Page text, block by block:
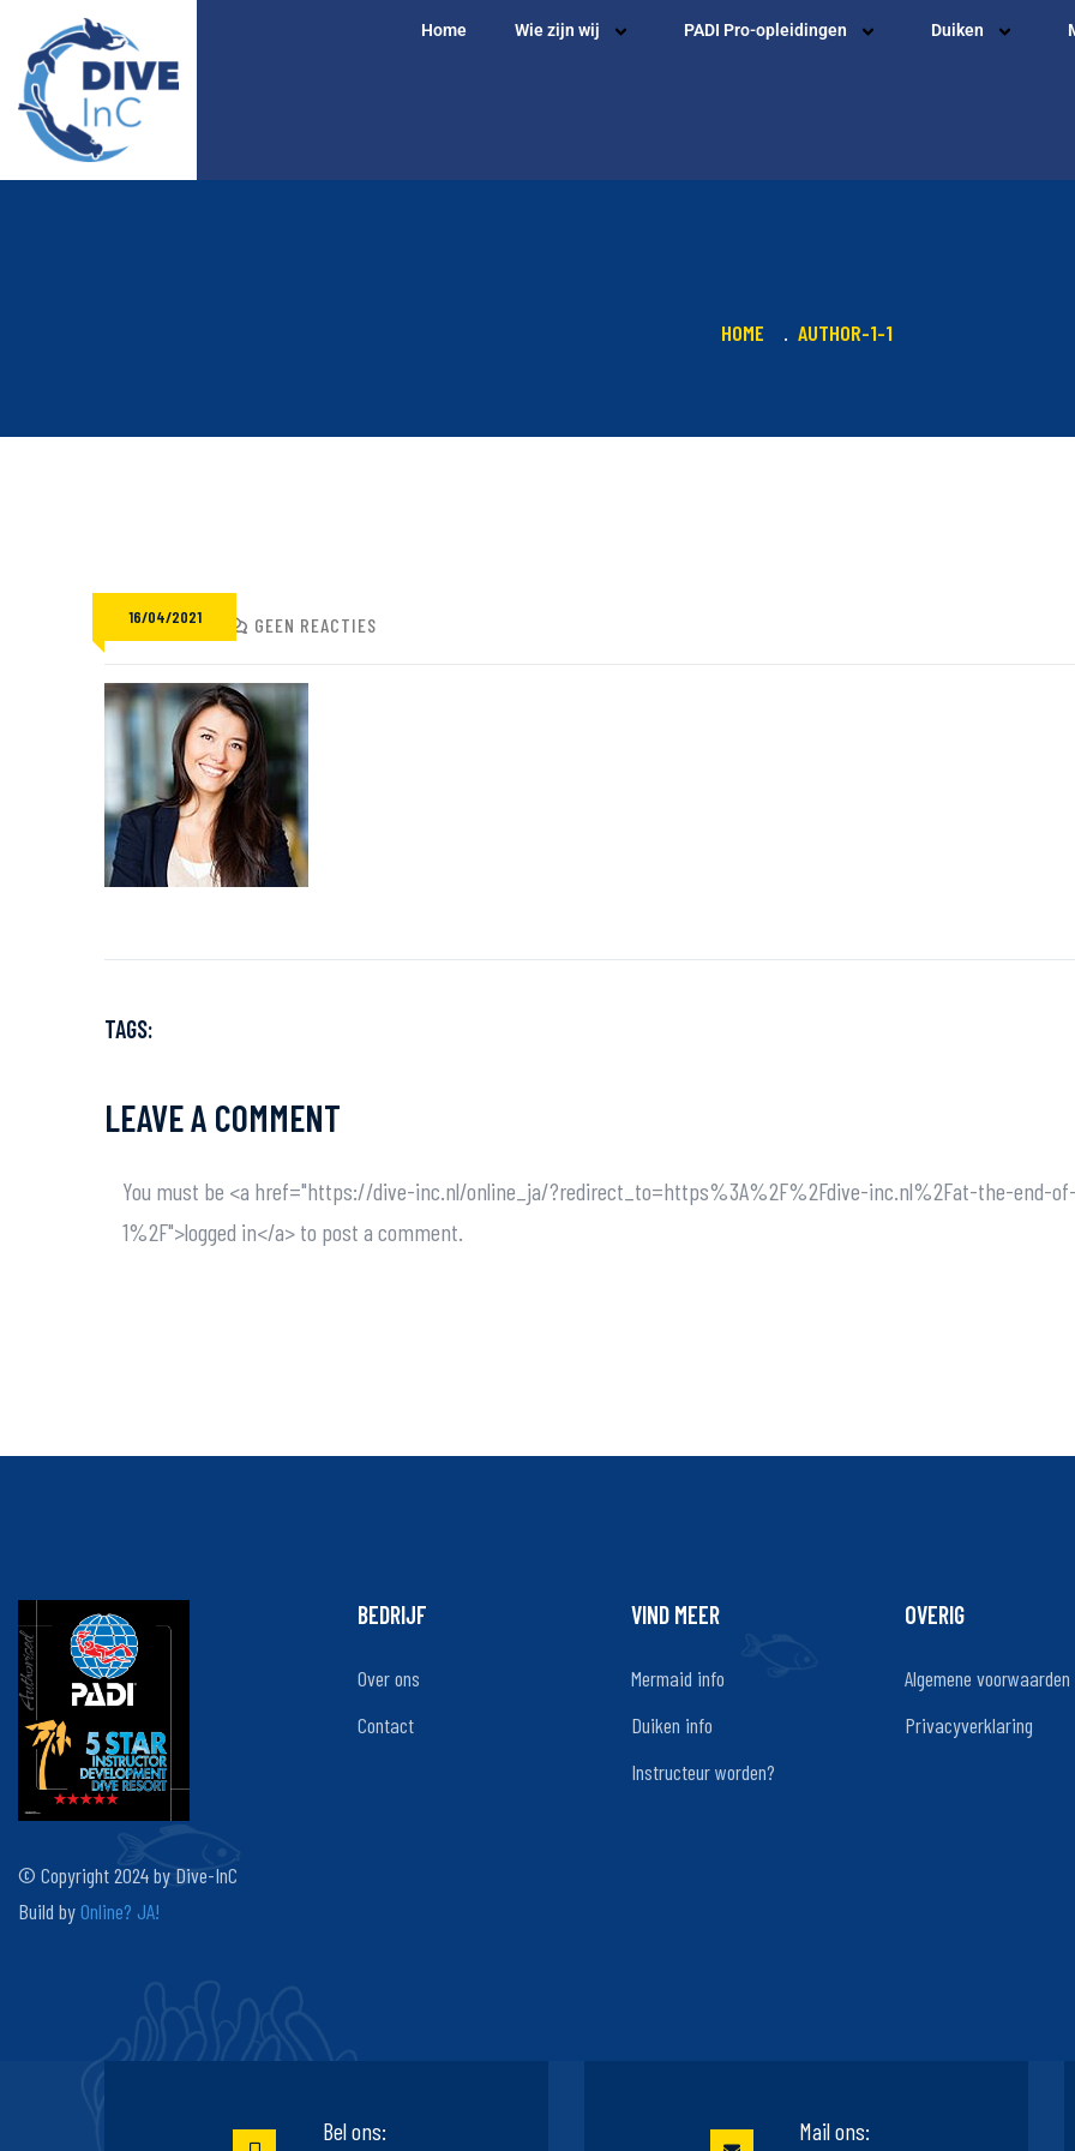
Home Wie zijn wij PADI Pro-opleidingen Duiken
HOME AUTHOR-1-1
16/04/2021
ADMIN GEEN REACTIES
TAGS:
LEAVE A COMMENT
You must be <a href="https://dive-inc.nl/online_ja/?redirect_to=https%3A%2F%2Fdive-inc.nl%2Fat-the-end-
1%2F">logged in</a> to post a comment.
© Copyright 2024 by Dive-InC
Build byOnline? JA!
BEDRIJF
Over ons
Contact
VIND MEER
Mermaid info
Duiken info
Instructeur worden?
OVERIG
Algemene voorwaarden
Privacyverklaring
Bel ons: Mail ons: